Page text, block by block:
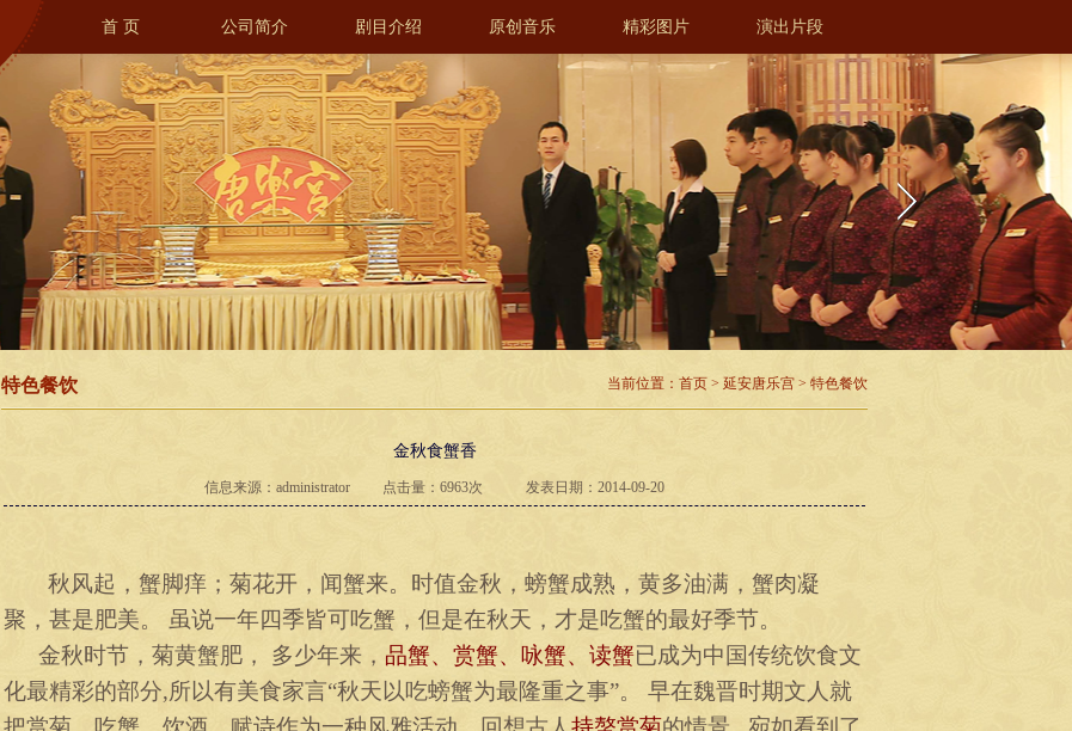
首 页 公司简介 剧目介绍 原创音乐 精彩图片 演出片段
特色餐饮 当前位置： 首页 > 延安唐乐宫 > 特色餐饮
金秋食蟹香
信息来源：administrator 点击量：6963次 发表日期：2014-09-20
秋风起，蟹脚痒；菊花开，闻蟹来。时值金秋，螃蟹成熟，黄多油满，蟹肉凝
聚，甚是肥美。
虽说一年四季皆可吃蟹，但是在秋天，才是吃蟹的最好季节。
金秋时节，菊黄蟹肥，
多少年来， 品蟹、赏蟹、咏蟹、读蟹已成为中国传统饮食文
化最精彩的部分,所以有美食家言“秋天以吃螃蟹为最隆重之事”。
早在魏晋时期文人就